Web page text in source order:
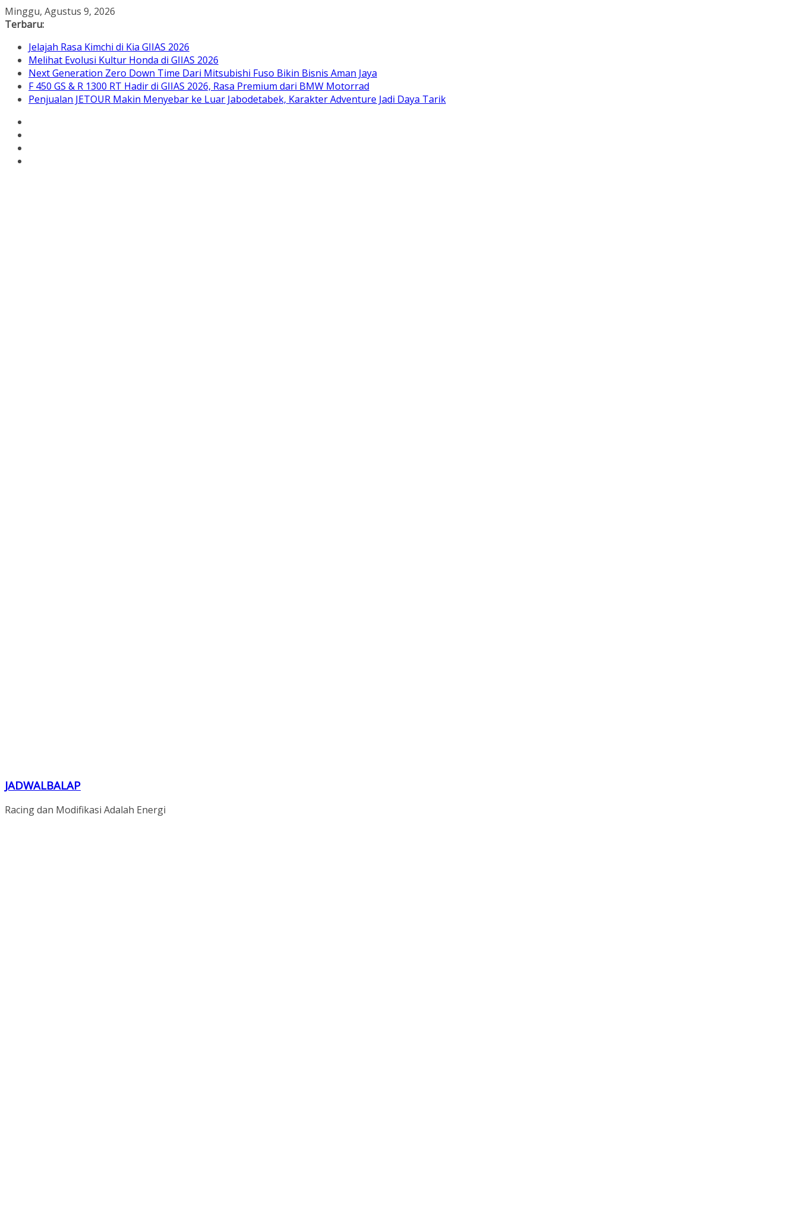
Skip
to
Minggu, Agustus 9, 2026
Terbaru:
Jelajah Rasa Kimchi di Kia GIIAS 2026
Melihat Evolusi Kultur Honda di GIIAS 2026
Next Generation Zero Down Time Dari Mitsubishi Fuso Bikin Bisnis Aman Jaya
F 450 GS & R 1300 RT Hadir di GIIAS 2026, Rasa Premium dari BMW Motorrad
Penjualan JETOUR Makin Menyebar ke Luar Jabodetabek, Karakter Adventure Jadi Daya Tarik
JADWALBALAP
Racing dan Modifikasi Adalah Energi